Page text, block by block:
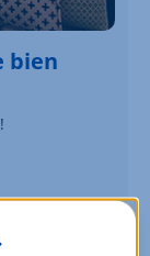
bien